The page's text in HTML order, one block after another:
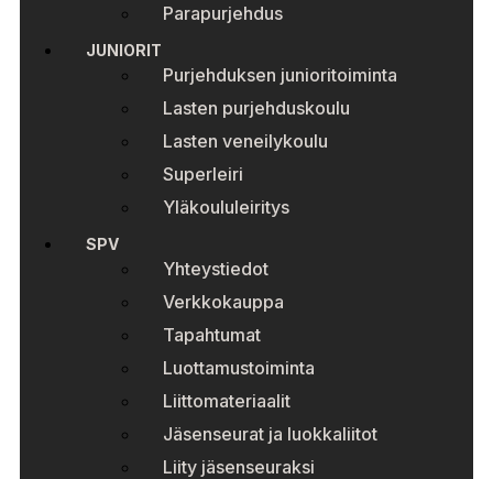
Parapurjehdus
JUNIORIT
Purjehduksen junioritoiminta
Lasten purjehduskoulu
Lasten veneilykoulu
Superleiri
Yläkoululeiritys
SPV
Yhteystiedot
Verkkokauppa
Tapahtumat
Luottamustoiminta
Liittomateriaalit
Jäsenseurat ja luokkaliitot
Liity jäsenseuraksi